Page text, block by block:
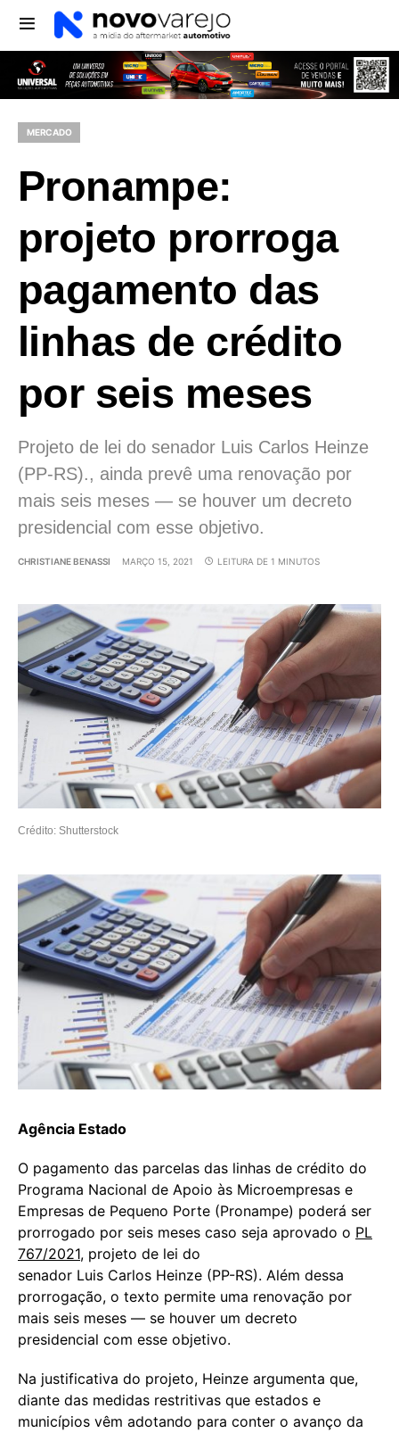
MERCADO
Pronampe:
projeto prorroga
pagamento das
linhas de crédito
por seis meses
Projeto de lei do senador Luis Carlos Heinze
(PP-RS)., ainda prevê uma renovação por
mais seis meses — se houver um decreto
presidencial com esse objetivo.
CHRISTIANE BENASSI MARÇO 15, 2021 LEITURA DE 1 MINUTOS
Crédito: Shutterstock
Agência Estado
O pagamento das parcelas das linhas de crédito do
Programa Nacional de Apoio às Microempresas e
Empresas de Pequeno Porte (Pronampe) poderá ser
prorrogado por seis meses caso seja aprovado o PL
767/2021, projeto de lei do
senador Luis Carlos Heinze (PP-RS). Além dessa
prorrogação, o texto permite uma renovação por
mais seis meses — se houver um decreto
presidencial com esse objetivo.
Na justificativa do projeto, Heinze argumenta que,
diante das medidas restritivas que estados e
municípios vêm adotando para conter o avanço da